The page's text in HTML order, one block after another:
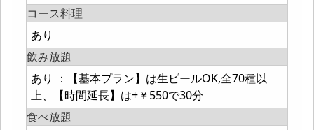
コース料理
あり
飲み放題
あり ：【基本プラン】は生ビールOK,全70種以
上、【時間延長】は+￥550で30分
食べ放題